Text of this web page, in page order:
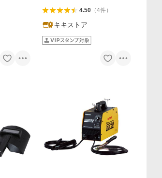
4.50（4件）
キキストア